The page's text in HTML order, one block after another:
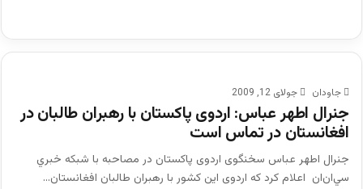
جاودان جولای 12, 2009
جنرال اطهر عباس: اردوی پاكستان با رهبران طالبان در
افغانستان در تماس است
جنرال اطهر عباس سخنگوی اردوی پاکستان در مصاحبه با شبكه خبري
سي‌ان‌ان اعلام كرد كه اردوی اين كشور با رهبران طالبان افغانستان…